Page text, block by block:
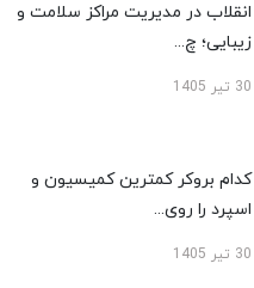
انقلاب در مدیریت مراکز سلامت و
زیبایی؛ چ...
30 تیر 1405
کدام بروکر کمترین کمیسیون و
اسپرد را روی...
30 تیر 1405